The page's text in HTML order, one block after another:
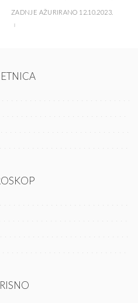
ZADNJE AŽURIRANO 12.10.2023.